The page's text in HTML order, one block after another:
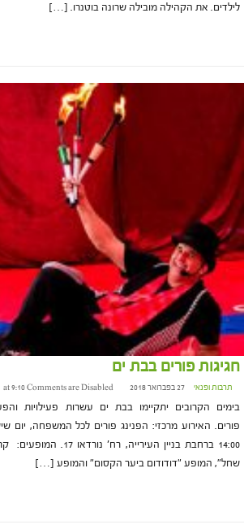
לילדים. את הקהילה מובילה שרונה בוטנרו. […]
חגיגות פורים בבת ים
תרבות ופנאי 27 בפברואר 2018 at 9:10 Comments are Disabled
בימים הקרובים יתקיימו בבת ים עשרות פעילויות
14:00 ברחבת בניין
שחל", המופע "דודודום ביער הקסום" והמופע […]